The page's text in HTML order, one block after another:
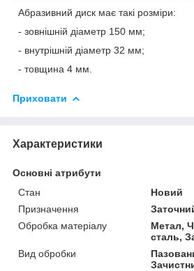
Абразивний диск має такі розміри:
- зовнішній діаметр 150 мм;
- внутрішній діаметр 32 мм;
- товщина 4 мм.
Приховати
Характеристики
Основні атрибути
Стан
Новий
Призначення
Обробка матеріалу
Метал,
сталь,
Вид обробки